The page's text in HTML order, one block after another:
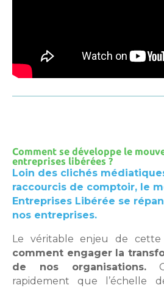
Comment se développe le
entreprises libérées ?
Loin des clichés
raccourcis de comptoir, le
Entreprises Libérée se
nos entreprises.
Le véritable enjeu de cette
comment engager la
de nos organisations.
rapidement que l’échelle